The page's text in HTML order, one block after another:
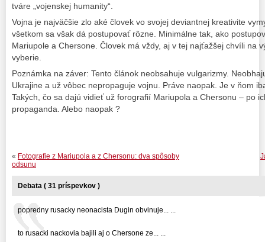
tváre „vojenskej humanity“.
Vojna je najväčšie zlo aké človek vo svojej deviantnej kreativite
všetkom sa však dá postupovať rôzne. Minimálne tak, ako
Mariupole a Chersone. Človek má vždy, aj v tej najťažšej chvíli na
vyberie.
Poznámka na záver: Tento článok neobsahuje vulgarizmy.
Ukrajine a už vôbec nepropaguje vojnu. Práve naopak. Je v ňom
Takých, čo sa dajú vidieť už forografií Mariupola a Chersonu – po
propaganda. Alebo naopak ?
« Fotografie z Mariupola a z Chersonu: dva spôsoby
odsunu
Debata ( 31 príspevkov )
popredny rusacky neonacista Dugin obvinuje... ...
to rusacki nackovia bajili aj o Chersone ze... ...